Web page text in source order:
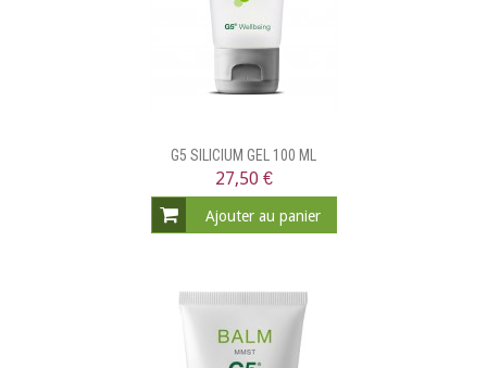
G5 SILICIUM GEL 100 ML
27,50 €
Ajouter au panier